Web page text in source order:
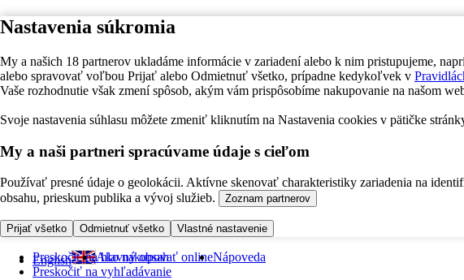
Nastavenia súkromia
My a našich 18 partnerov ukladáme informácie v zariadení alebo k nim pristupujeme,
alebo spravovať voľbou Prijať alebo Odmietnuť všetko, prípadne kedykoľvek v
Vaše rozhodnutie však zmení spôsob, akým vám prispôsobíme nakupovanie na našom
Svoje nastavenia súhlasu môžete zmeniť kliknutím na Nastavenia cookies v pätičke
My a naši partneri spracúvame údaje s cieľom
Používať presné údaje o geolokácii. Aktívne skenovať charakteristiky zariadenia na
obsahu, prieskum publika a vývoj služieb.
Zoznam partnerov
Prijať všetko Odmietnuť všetko Vlastné nastavenie
Preskočiť na hlavný obsah
Preskočiť na vyhľadávanie
English Ako nakupovať onlineNápoveda